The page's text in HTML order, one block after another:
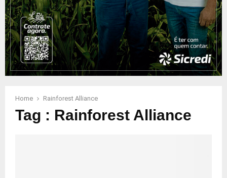
Home Rainforest Alliance
Tag : Rainforest Alliance